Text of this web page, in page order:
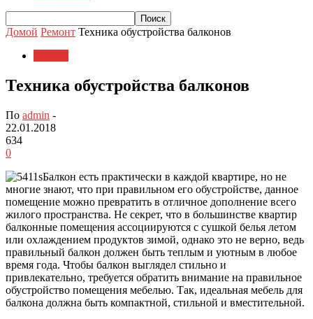
Домой Ремонт Техника обустройства балконов
Техника обустройства балконов
По admin -
22.01.2018
634
0
Балкон есть практически в каждой квартире, но не
многие знают, что при правильном его обустройстве, данное
помещение можно превратить в отличное дополнение всего
жилого пространства. Не секрет, что в большинстве квартир
балконные помещения ассоциируются с сушкой белья летом
или охлаждением продуктов зимой, однако это не верно, ведь
правильный балкон должен быть теплым и уютным в любое
время года. Чтобы балкон выглядел стильно и
привлекательно, требуется обратить внимание на правильное
обустройство помещения мебелью. Так, идеальная мебель для
балкона должна быть компактной, стильной и вместительной.